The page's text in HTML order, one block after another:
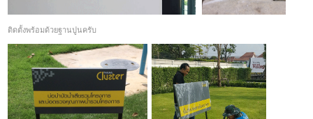
ติดตั้งพร้อมด้วยฐานปูนครับ